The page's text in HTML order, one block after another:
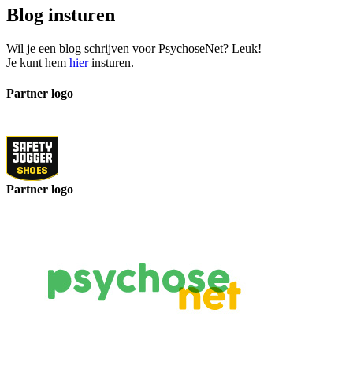
Blog insturen
Wil je een blog schrijven voor PsychoseNet? Leuk!
Je kunt hem hierinsturen.
Partner logo
Partner logo